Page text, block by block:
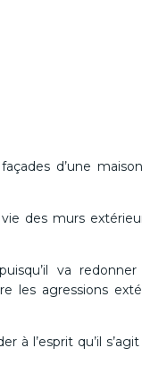
d’une
des murs
va
les agressions
à l’esprit qu’il